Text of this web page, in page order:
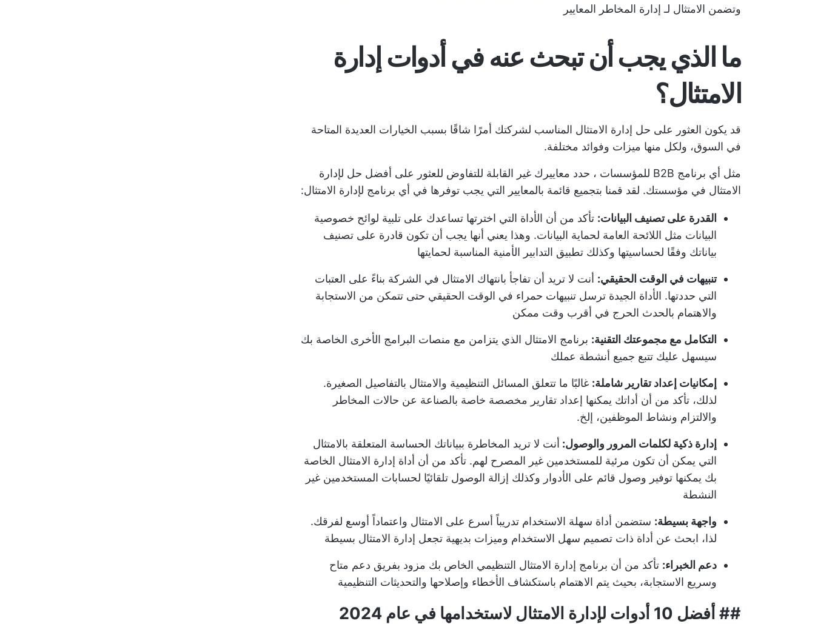
وتضمن الامتثال لـ إدارة المخاطر المعايير
ما الذي يجب أن تبحث عنه في أدوات إدارة
الامتثال؟
قد يكون العثور على حل إدارة الامتثال المناسب لشركتك أمرًا شاقًا بسبب الخيارات العديدة المتاحة
في السوق، ولكل منها ميزات وفوائد مختلفة.
مثل أي برنامج B2B للمؤسسات
، حدد معاييرك غير القابلة للتفاوض للعثور على أفضل حل لإدارة
الامتثال في مؤسستك. لقد قمنا بتجميع قائمة بالمعايير التي يجب توفرها في أي برنامج لإدارة الامتثال:
القدرة على تصنيف البيانات: تأكد من أن الأداة التي اخترتها تساعدك على تلبية لوائح خصوصية
البيانات مثل اللائحة العامة لحماية البيانات. وهذا يعني أنها يجب أن تكون قادرة على تصنيف
بياناتك وفقًا لحساسيتها وكذلك تطبيق التدابير الأمنية المناسبة لحمايتها
تنبيهات في الوقت الحقيقي: أنت لا تريد أن تفاجأ بانتهاك الامتثال في الشركة بناءً على العتبات
التي حددتها. الأداة الجيدة ترسل تنبيهات حمراء في الوقت الحقيقي حتى تتمكن من الاستجابة
والاهتمام بالحدث الحرج في أقرب وقت ممكن
التكامل مع مجموعتك التقنية: برنامج الامتثال الذي يتزامن مع منصات البرامج الأخرى الخاصة بك
سيسهل عليك تتبع جميع أنشطة عملك
إمكانيات إعداد تقارير شاملة: غالبًا ما تتعلق المسائل التنظيمية والامتثال بالتفاصيل الصغيرة.
لذلك، تأكد من أن أداتك يمكنها إعداد تقارير مخصصة خاصة بالصناعة عن حالات المخاطر
والالتزام ونشاط الموظفين، إلخ.
إدارة ذكية لكلمات المرور والوصول: أنت لا تريد المخاطرة ببياناتك الحساسة المتعلقة بالامتثال
التي يمكن أن تكون مرئية للمستخدمين غير المصرح لهم. تأكد من أن أداة إدارة الامتثال الخاصة
بك يمكنها توفير وصول قائم على الأدوار وكذلك إزالة الوصول تلقائيًا لحسابات المستخدمين غير
النشطة
واجهة بسيطة: ستضمن أداة سهلة الاستخدام تدريباً أسرع على الامتثال واعتماداً أوسع لفرقك.
لذا، ابحث عن أداة ذات تصميم سهل الاستخدام وميزات بديهية تجعل إدارة الامتثال بسيطة
دعم الخبراء: تأكد من أن برنامج إدارة الامتثال التنظيمي الخاص بك مزود بفريق دعم متاح
وسريع الاستجابة، بحيث يتم الاهتمام باستكشاف الأخطاء وإصلاحها والتحديثات التنظيمية
## أفضل 10 أدوات لإدارة الامتثال لاستخدامها في عام 2024